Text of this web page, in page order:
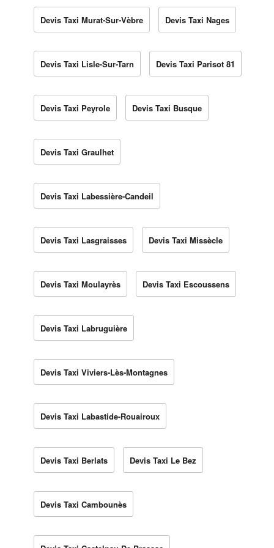
Devis Taxi Murat-Sur-Vèbre Devis Taxi Nages
Devis Taxi Lisle-Sur-Tarn Devis Taxi Parisot 81
Devis Taxi Peyrole Devis Taxi Busque
Devis Taxi Graulhet
Devis Taxi Labessière-Candeil
Devis Taxi Lasgraisses Devis Taxi Missècle
Devis Taxi Moulayrès Devis Taxi Escoussens
Devis Taxi Labruguière
Devis Taxi Viviers-Lès-Montagnes
Devis Taxi Labastide-Rouairoux
Devis Taxi Berlats Devis Taxi Le Bez
Devis Taxi Cambounès